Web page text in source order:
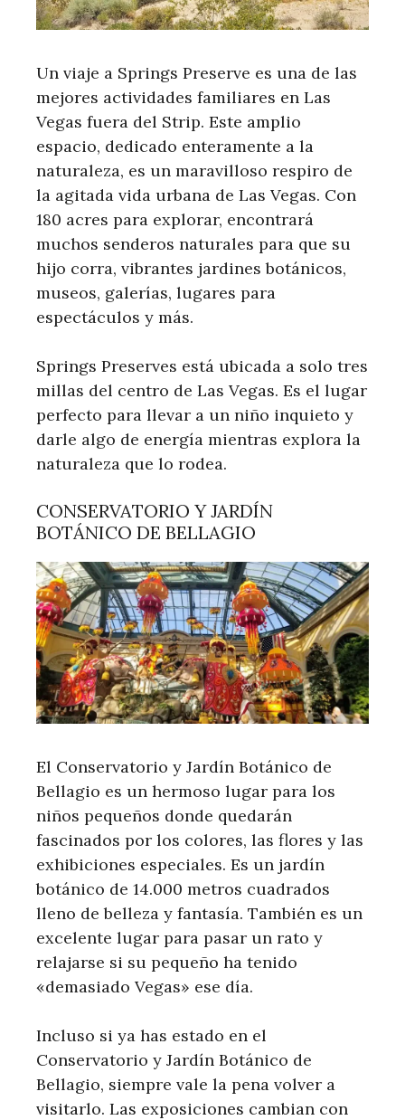
Un viaje a Springs Preserve es una de las
mejores actividades familiares en Las
Vegas fuera del Strip. Este amplio
espacio, dedicado enteramente a la
naturaleza, es un maravilloso respiro de
la agitada vida urbana de Las Vegas. Con
180 acres para explorar, encontrará
muchos senderos naturales para que su
hijo corra, vibrantes jardines botánicos,
museos, galerías, lugares para
espectáculos y más.
Springs Preserves está ubicada a solo tres
millas del centro de Las Vegas. Es el lugar
perfecto para llevar a un niño inquieto y
darle algo de energía mientras explora la
naturaleza que lo rodea.
CONSERVATORIO Y JARDÍN
BOTÁNICO DE BELLAGIO
El Conservatorio y Jardín Botánico de
Bellagio es un hermoso lugar para los
niños pequeños donde quedarán
fascinados por los colores, las flores y las
exhibiciones especiales. Es un jardín
botánico de 14.000 metros cuadrados
lleno de belleza y fantasía. También es un
excelente lugar para pasar un rato y
relajarse si su pequeño ha tenido
«demasiado Vegas» ese día.
Incluso si ya has estado en el
Conservatorio y Jardín Botánico de
Bellagio, siempre vale la pena volver a
visitarlo. Las exposiciones cambian con